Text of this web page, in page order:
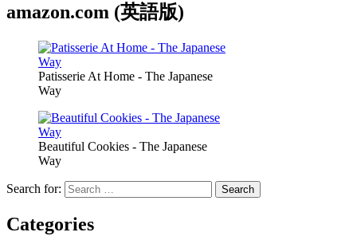
amazon.com (英語版)
Patisserie At Home - The Japanese
Way
Beautiful Cookies - The Japanese
Way
Search for: Search
Categories